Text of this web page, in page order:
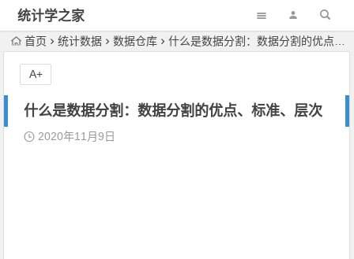
统计学之家
首页 统计数据 数据仓库 什么是数据分割：数据分割的优点、标准、层次
什么是数据分割：数据分割的优点、标准、层次
2020年11月9日
A+